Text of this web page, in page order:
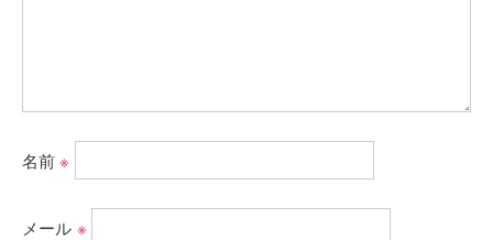
名前※
メール ※